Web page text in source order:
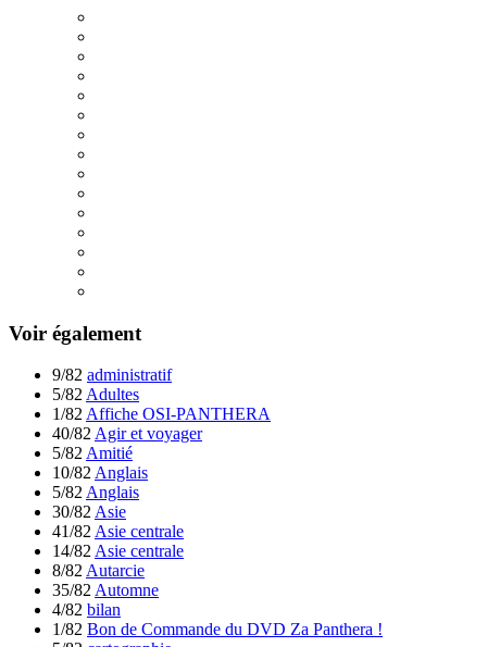
Voir également
9/82 administratif
5/82 Adultes
1/82 Affiche OSI-PANTHERA
40/82 Agir et voyager
5/82 Amitié
10/82 Anglais
5/82 Anglais
30/82 Asie
41/82 Asie centrale
14/82 Asie centrale
8/82 Autarcie
35/82 Automne
4/82 bilan
1/82 Bon de Commande du DVD Za Panthera !